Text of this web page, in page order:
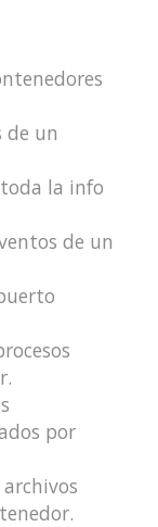
de un
la info
de un
por